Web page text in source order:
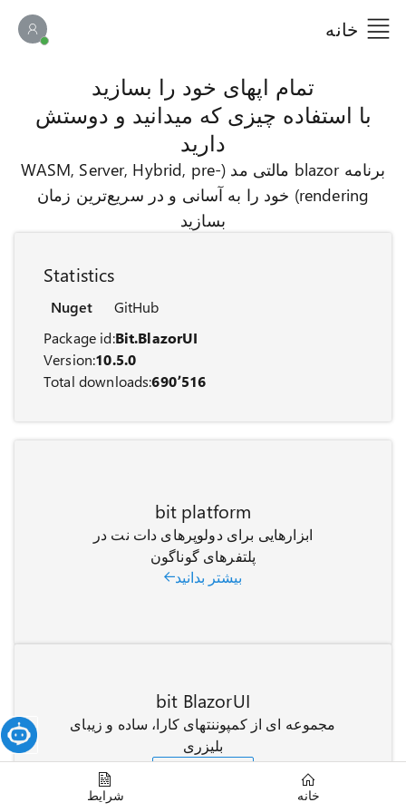
خانه
تمام اپهای خود را بسازید
با استفاده چیزی که میدانید و دوستش
دارید
برنامه blazor مالتی مد (WASM, Server, Hybrid, pre-
rendering) خود را به آسانی و در سریع‌ترین زمان
بسازید
Statistics
Nuget
GitHub
Package id:Bit.BlazorUI
Version:10.5.0
Total downloads:690٬516
bit platform
ابزارهایی برای دولوپرهای دات نت در
پلتفرهای گوناگون
بیشتر بدانید
bit BlazorUI
مجموعه ای از کمپوننتهای کارا، ساده و زیبای
بلیزری
خانه شرایط
پنل